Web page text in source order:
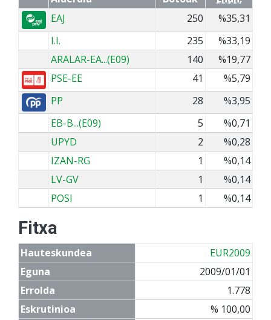
EAJ
250
%35,31
I.I.
235
%33,19
ARALAR-EA...(E09)
140
%19,77
PSE-EE
41
%5,79
PP
28
%3,95
EB-B...(E09)
5
%0,71
UPYD
2
%0,28
IZAN-RG
1
%0,14
LV-GV
1
%0,14
POSI
1 %0,14
Fitxa
Hauteskundea
EUR2009
Eguna
2009/01/01
Errolda
1.778
Eskrutinioa
% 100,00